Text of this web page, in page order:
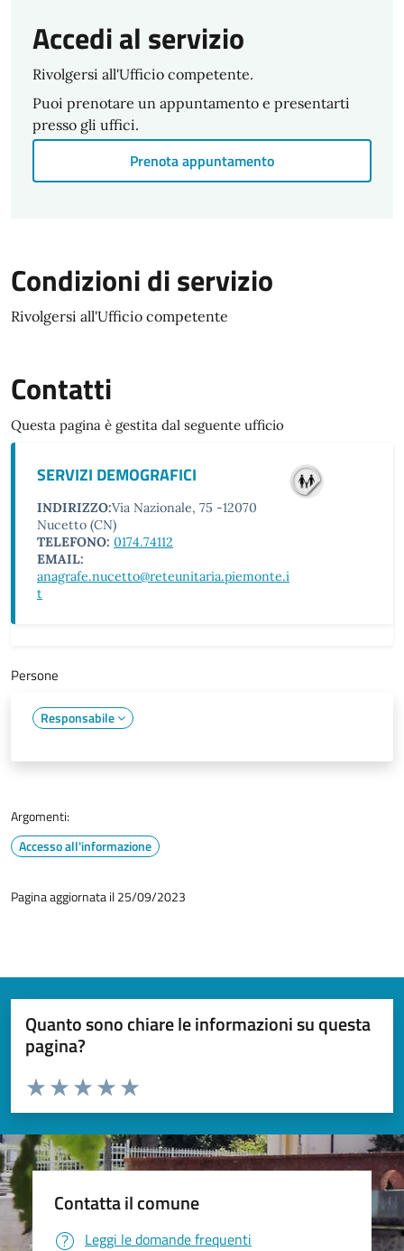
Accedi al servizio
Rivolgersi all'Ufficio competente.
Puoi prenotare un appuntamento e presentarti
presso gli uffici.
Prenota appuntamento
Condizioni di servizio
Rivolgersi all'Ufficio competente
Contatti
Questa pagina è gestita dal seguente ufficio
SERVIZI DEMOGRAFICI
INDIRIZZO:Via Nazionale, 75 -12070
Nucetto (CN)
TELEFONO: 0174.74112
EMAIL:
anagrafe.nucetto@reteunitaria.piemonte.i
t
Persone
Responsabile
Argomenti:
Accesso all'informazione
Pagina aggiornata il 25/09/2023
Quanto sono chiare le informazioni su questa
pagina?
Valuta da 1 a 5 stelle la pagina
Valuta 5 stelle su 5
Valuta 4 stelle su 5
Valuta 3 stelle su 5
Valuta 2 stelle su 5
Valuta 1 stelle su 5
Contatta il comune
Leggi le domande frequenti